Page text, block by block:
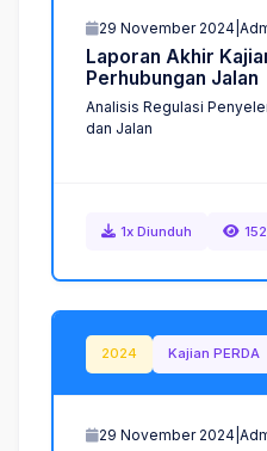
29 November 2024
Laporan Akhir Kajia
Perhubungan Jalan
Analisis Regulasi
dan Jalan
1x Diunduh
2024 Kajian PERDA
29 November 2024